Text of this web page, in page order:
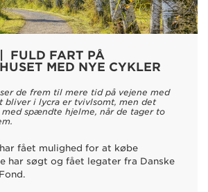
FULD FART PÅ
MED NYE CYKLER
de frem til mere tid på vejene med
bliver i lycra er tvivlsomt, men det
spændte hjelme, når de tager to
har fået mulighed for at købe
har søgt og fået legater fra Danske